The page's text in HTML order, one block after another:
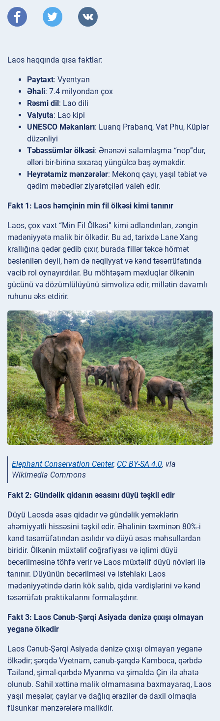
Laos haqqında qısa faktlar:
Paytaxt: Vyentyan
Əhali: 7.4 milyondan çox
Rəsmi dil: Lao dili
Valyuta: Lao kipi
UNESCO Məkanları: Luanq Prabanq, Vat Phu, Küplər
düzənliyi
Təbəssümlər ölkəsi: Ənənəvi salamlaşma “nop”dur,
əlləri bir-birinə sıxaraq yüngülcə baş əyməkdir.
Heyrətamiz mənzərələr: Mekonq çayı, yaşıl təbiət və
qədim məbədlər ziyarətçiləri valeh edir.
Fakt 1: Laos həmçinin min fil ölkəsi kimi tanınır
Laos, çox vaxt “Min Fil Ölkəsi” kimi adlandırılan, zəngin
mədəniyyətə malik bir ölkədir. Bu ad, tarixdə Lane Xang
krallığına qədər gedib çıxır, burada fillər təkcə hörmət
bəslənilən deyil, həm də nəqliyyat və kənd təsərrüfatında
vacib rol oynayırdılar. Bu möhtəşəm məxluqlar ölkənin
gücünü və dözümlülüyünü simvolizə edir, millətin davamlı
ruhunu əks etdirir.
Elephant Conservation Center, CC BY-SA 4.0, via
Wikimedia Commons
Fakt 2: Gündəlik qidanın əsasını düyü təşkil edir
Düyü Laosda əsas qidadır və gündəlik yeməklərin
əhəmiyyətli hissəsini təşkil edir. Əhalinin təxminən 80%-i
kənd təsərrüfatından asılıdır və düyü əsas məhsullardan
biridir. Ölkənin müxtəlif coğrafiyası və iqlimi düyü
becərilməsinə töhfə verir və Laos müxtəlif düyü növləri ilə
tanınır. Düyünün becərilməsi və istehlakı Laos
mədəniyyətində dərin kök salıb, qida vərdişlərini və kənd
təsərrüfatı praktikalarını formalaşdırır.
Fakt 3: Laos Cənub-Şərqi Asiyada dənizə çıxışı olmayan
yeganə ölkədir
Laos Cənub-Şərqi Asiyada dənizə çıxışı olmayan yeganə
ölkədir; şərqdə Vyetnam, cənub-şərqdə Kamboca, qərbdə
Tailand, şimal-qərbdə Myanma və şimalda Çin ilə əhatə
olunub. Sahil xəttinə malik olmamasına baxmayaraq, Laos
yaşıl meşələr, çaylar və dağlıq ərazilər də daxil olmaqla
füsunkar mənzərələrə malikdir.